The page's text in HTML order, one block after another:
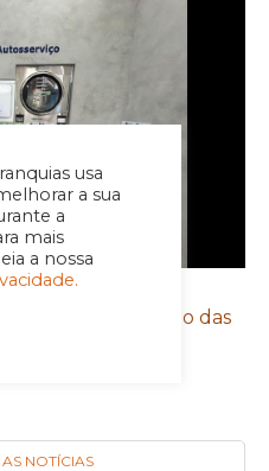
usa
a sua
a
mais
a nossa
e prevê
com expansão das
NOTÍCIAS